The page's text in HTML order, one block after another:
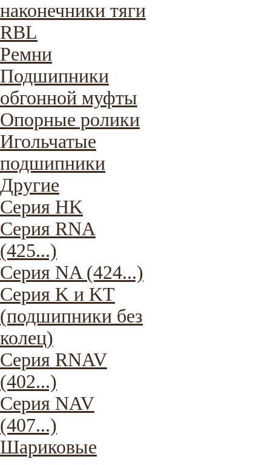
наконечники тяги
RBL
Ремни
Подшипники
обгонной муфты
Опорные ролики
Игольчатые
подшипники
Другие
Серия HK
Серия RNA
(425...)
Серия NA (424...)
Серия K и KT
(подшипники без
колец)
Серия RNAV
(402...)
Серия NAV
(407...)
Шариковые